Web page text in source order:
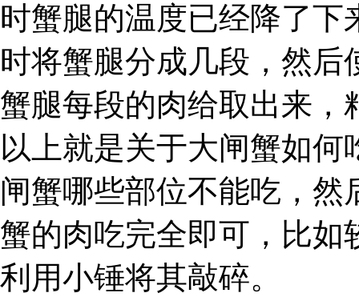
时蟹腿的温度已经降了
时将蟹腿分成几段，然
蟹腿每段的肉给取出来，
以上就是关于大闸蟹如
闸蟹哪些部位不能吃，
蟹的肉吃完全即可，比如
利用小锤将其敲碎。